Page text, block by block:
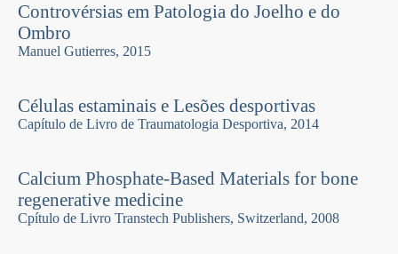
Controvérsias em Patologia do Joelho e do
Ombro
Manuel Gutierres, 2015
Células estaminais e Lesões desportivas
Capí­tulo de Livro de Traumatologia Desportiva, 2014
Calcium Phosphate-Based Materials for bone
regenerative medicine
Cpí­tulo de Livro Transtech Publishers, Switzerland, 2008